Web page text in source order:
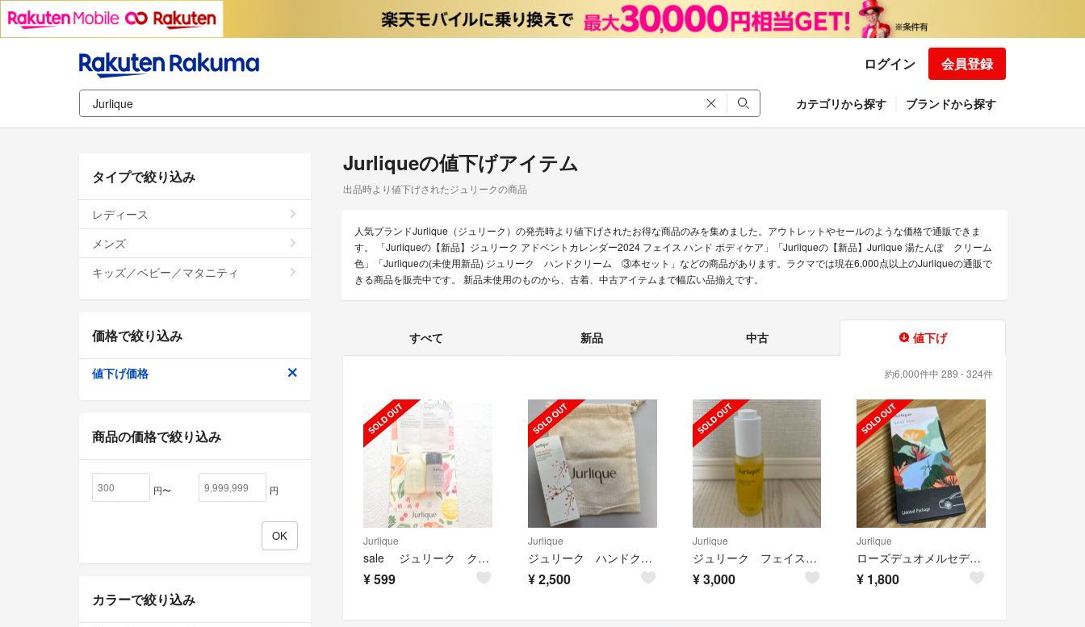
ログイン 会員登録
カテゴリから探す ブランドから探す
Jurliqueの値下げアイテム
出品時より値下げされたジュリークの商品
人気ブランドJurlique（ジュリーク）の発売時より値下げされたお得な商品のみを集めました。アウトレットやセールのような価格で通販できま
す。 「Jurliqueの【新品】ジュリーク アドベントカレンダー2024 フェイス ハンド ボディケア」「Jurliqueの【新品】Jurlique 湯たんぽ クリーム
色」「Jurliqueの(未使用新品) ジュリーク ハンドクリーム ③本セット」などの商品があります。ラクマでは現在6,000点以上のJurliqueの通販で
きる商品を販売中です。 新品未使用のものから、古着、中古アイテムまで幅広い品揃えです。
すべて 新品 中古 値下げ
約6,000件中 289 - 324件
Jurlique
sale ジュリーク クレンジング ローション クレンザー ウォーターエッセン
¥599
Jurlique
ジュリーク ハンドクリーム
¥2,500
Jurlique
ジュリーク フェイスオイル 30ml
¥3,000
Jurlique
ローズデュオメルセデスベンツ特別パッケージ
¥ 1,800
タイプで絞り込み
レディース
メンズ
キッズ／ベビー／マタニティ
価格で絞り込み
値下げ価格
商品の価格で絞り込み
円〜 円
カラーで絞り込み